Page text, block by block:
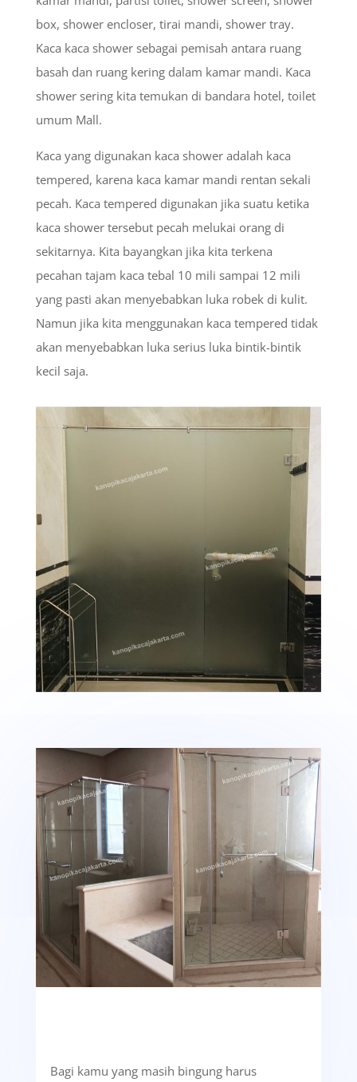
box, shower encloser, tirai mandi, shower tray.
Kaca kaca shower sebagai pemisah antara ruang
basah dan ruang kering dalam kamar mandi. Kaca
shower sering kita temukan di bandara hotel, toilet
umum Mall.
Kaca yang digunakan kaca shower adalah kaca
tempered, karena kaca kamar mandi rentan sekali
pecah. Kaca tempered digunakan jika suatu ketika
kaca shower tersebut pecah melukai orang di
sekitarnya. Kita bayangkan jika kita terkena
pecahan tajam kaca tebal 10 mili sampai 12 mili
yang pasti akan menyebabkan luka robek di kulit.
Namun jika kita menggunakan kaca tempered tidak
akan menyebabkan luka serius luka bintik-bintik
kecil saja.
Bagi kamu yang masih bingung harus